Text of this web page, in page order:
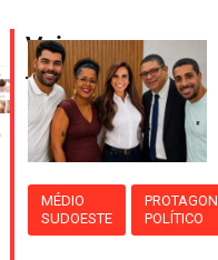
Veja
também
MÉDIO
SUDOESTE
POLÍTICO